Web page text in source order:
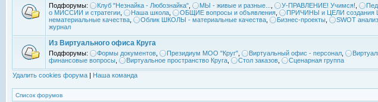
Подфорумы: Клуб "Незнайка - Любознайка" МЫ - живые и разные... У-ПРАВЛЕНИЕ! Учимся!
о МИССИИ и стратегии
Наша школа ОБЩИЕ вопросы и объявления ПРИЧИНЫ и ЦЕЛИ
нематериальные качества
Облик ШКОЛЫ - материальные качества Бизнес-проекты SWOT анализ
журнал
Из Виртуального офиса Круга
Подфорумы: Формы документов Президиум МОО "Круг" Виртуальный офис - персонал
финансовые вопросы
Виртуальное пространство Круга Стол заказов Сценарная группа
Удалить cookies форума | Наша команда
Список форумов